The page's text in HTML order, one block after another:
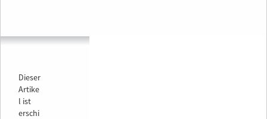
Dieser
Artike
l ist
erschi